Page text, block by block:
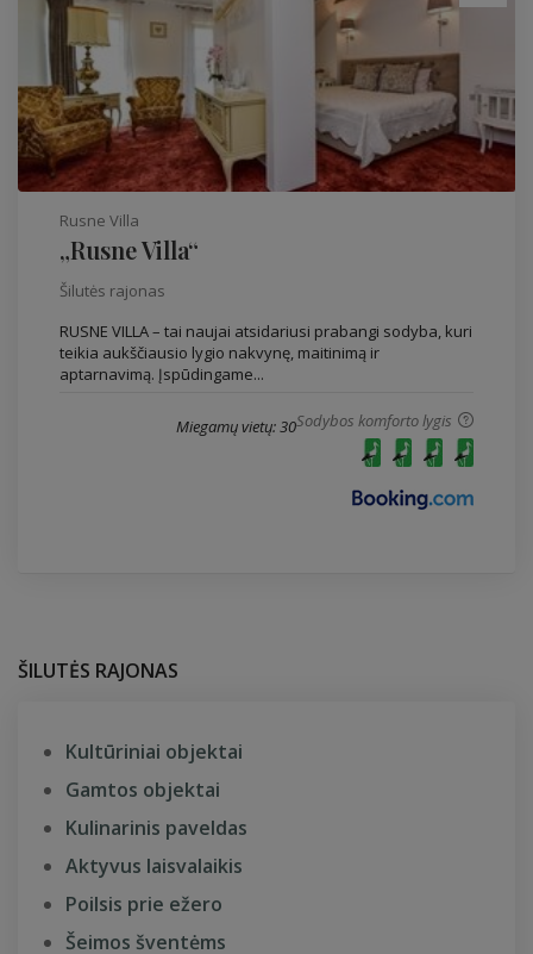
Rusne Villa
„Rusne Villa“
Šilutės rajonas
RUSNE VILLA – tai naujai atsidariusi prabangi sodyba, kuri
teikia aukščiausio lygio nakvynę, maitinimą ir
aptarnavimą. Įspūdingame...
Sodybos komforto lygis
Miegamų vietų: 30
ŠILUTĖS RAJONAS
Kultūriniai objektai
Gamtos objektai
Kulinarinis paveldas
Aktyvus laisvalaikis
Poilsis prie ežero
Šeimos šventėms